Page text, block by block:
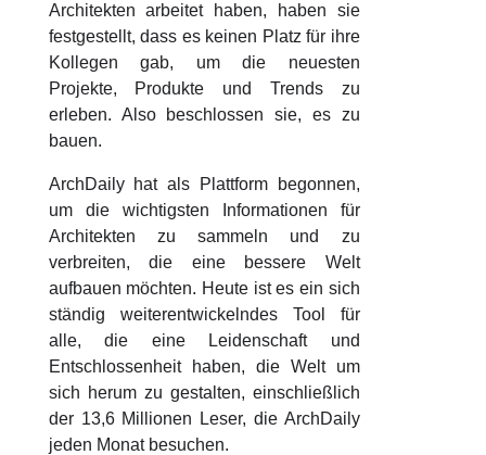
Architekten arbeitet haben, haben sie
festgestellt, dass es keinen Platz für ihre
Kollegen gab, um die neuesten
Projekte, Produkte und Trends zu
erleben. Also beschlossen sie, es zu
bauen.
ArchDaily hat als Plattform begonnen,
um die wichtigsten Informationen für
Architekten zu sammeln und zu
verbreiten, die eine bessere Welt
aufbauen möchten. Heute ist es ein sich
ständig weiterentwickelndes Tool für
alle, die eine Leidenschaft und
Entschlossenheit haben, die Welt um
sich herum zu gestalten, einschließlich
der 13,6 Millionen Leser, die ArchDaily
jeden Monat besuchen.